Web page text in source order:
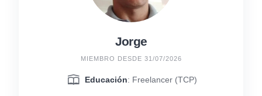
Jorge
MIEMBRO DESDE 31/07/2026
Educación: Freelancer (TCP)